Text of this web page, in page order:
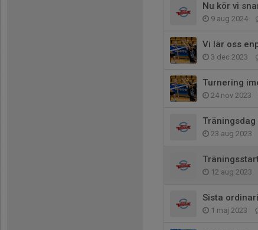
Nu kör vi
9 aug 2024
Vi lär oss
3 dec 2023
Turnering
24 nov 2023
Träningsdag
23 aug 2023
Träningsstart
12 aug 2023
Sista
1 maj 2023